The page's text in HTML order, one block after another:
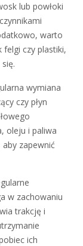
lub powłoki
warto
felgi czy plastiki,
wymiana
czy płyn
oleju i paliwa
zapewnić
w zachowaniu
trakcję i
ich